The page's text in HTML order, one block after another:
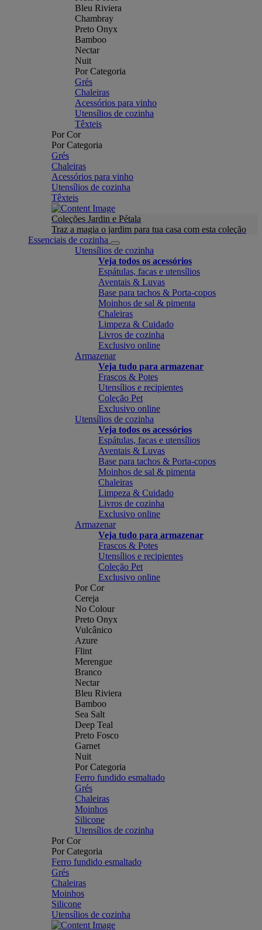
Bleu Riviera
Chambray
Preto Onyx
Bamboo
Nectar
Nuit
Por Categoria
Grés
Chaleiras
Acessórios para vinho
Utensílios de cozinha
Têxteis
Por Cor
Por Categoria
Grés
Chaleiras
Acessórios para vinho
Utensílios de cozinha
Têxteis
Coleções Jardin e Pétala
Traz a magia o jardim para tua casa com esta coleção
Essenciais de cozinha
Utensílios de cozinha
Veja todos os acessórios
Espátulas, facas e utensílios
Aventais & Luvas
Base para tachos & Porta-copos
Moinhos de sal & pimenta
Chaleiras
Limpeza & Cuidado
Livros de cozinha
Exclusivo online
Armazenar
Veja tudo para armazenar
Frascos & Potes
Utensílios e recipientes
Coleção Pet
Exclusivo online
Utensílios de cozinha
Veja todos os acessórios
Espátulas, facas e utensílios
Aventais & Luvas
Base para tachos & Porta-copos
Moinhos de sal & pimenta
Chaleiras
Limpeza & Cuidado
Livros de cozinha
Exclusivo online
Armazenar
Veja tudo para armazenar
Frascos & Potes
Utensílios e recipientes
Coleção Pet
Exclusivo online
Por Cor
Cereja
No Colour
Preto Onyx
Vulcânico
Azure
Flint
Merengue
Branco
Nectar
Bleu Riviera
Bamboo
Sea Salt
Deep Teal
Preto Fosco
Garnet
Nuit
Por Categoria
Ferro fundido esmaltado
Grés
Chaleiras
Moinhos
Silicone
Utensílios de cozinha
Por Cor
Por Categoria
Ferro fundido esmaltado
Grés
Chaleiras
Moinhos
Silicone
Utensílios de cozinha